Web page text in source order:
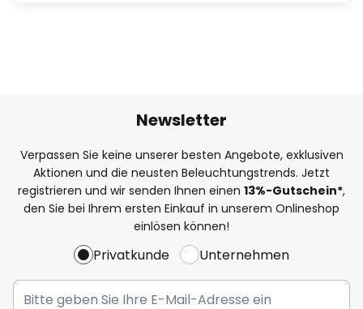
Newsletter
Verpassen Sie keine unserer besten Angebote, exklusiven
Aktionen und die neusten Beleuchtungstrends. Jetzt
registrieren und wir senden Ihnen einen 13%-Gutschein*,
den Sie bei Ihrem ersten Einkauf in unserem Onlineshop
einlösen können!
Privatkunde Unternehmen